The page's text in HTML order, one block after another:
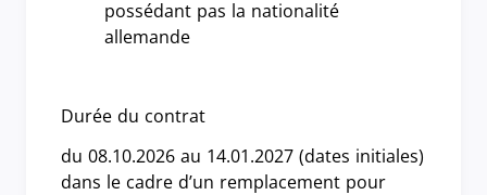
possédant pas la nationalité
allemande
Durée du contrat
du 08.10.2026 au 14.01.2027 (dates initiales)
dans le cadre d’un remplacement pour